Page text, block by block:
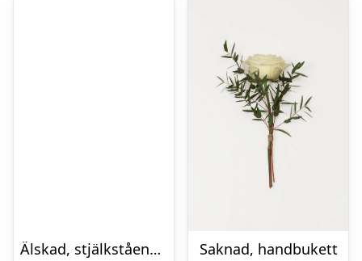
Älskad, stjälkstående bukett
Saknad, handbukett